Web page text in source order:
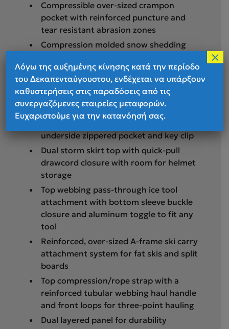
Compressible over-sized crampon
pocket with reinforced puncture and
tear resistant abrasion zones
Compression molded snow shedding
Included foam bivy pad positioned in
Internal hydration sleeve with universal
reservoir hanger and hydration port
Floating top pocket with center
aluminum hook closure and an
underside zippered pocket and key clip
Dual storm skirt top with quick-pull
drawcord closure with room for helmet
storage
Top webbing pass-through ice tool
attachment with bottom sleeve buckle
closure and aluminum toggle to fit any
tool
Reinforced, over-sized A-frame ski carry
attachment system for fat skis and split
boards
Top compression/rope strap with a
reinforced tubular webbing haul handle
and front loops for three-point hauling
Dual layered panel for durability
Λόγω της αυξημένης κίνησης κατά την περίοδο
του Δεκαπενταύγουστου, ενδέχεται να υπάρξουν
καθυστερήσεις στις παραδόσεις από τις
συνεργαζόμενες εταιρείες μεταφορών.
Ευχαριστούμε για την κατανόησή σας.
×